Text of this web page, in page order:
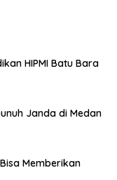
HIPMI Batu Bara
Janda di Medan
Memberikan